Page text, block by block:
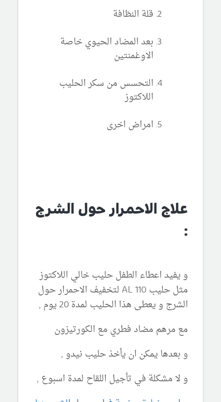
قلة النظافة
بعد المضاد الحيوي خاصة
الاوغمنتين
التحسس من سكر الحليب
اللاكتوز
امراض اخرى
علاج الاحمرار حول الشرج
:
و يفيد اعطاء الطفل حليب خالي اللاكتوز
مثل حليب AL 110 لتخفيف الاحمرار حول
الشرج و يعطى هذا الحليب لمدة 20 يوم ,
مع مرهم مضاد فطري مع الكورتيزون
و بعدها يمكن ان يأخذ حليب نيدو ,
و لا مشكلة في تأجيل اللقاح لمدة اسبوع ,